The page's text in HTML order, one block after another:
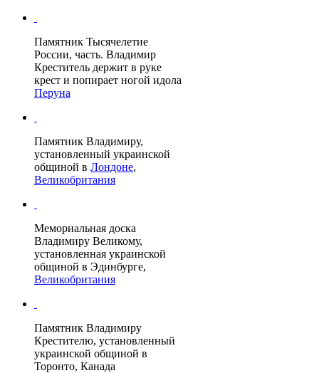
Памятник Тысячелетие
России, часть. Владимир
Креститель держит в руке
крест и попирает ногой идола
Перуна
Памятник Владимиру,
установленный украинской
общиной в Лондоне,
Великобритания
Мемориальная доска
Владимиру Великому,
установленная украинской
общиной в Эдинбурге,
Великобритания
Памятник Владимиру
Крестителю, установленный
украинской общиной в
Торонто, Канада